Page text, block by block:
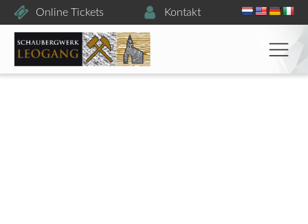
Online Tickets Kontakt